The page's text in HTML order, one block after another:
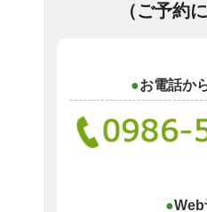
（ご予約
お電話か
Web